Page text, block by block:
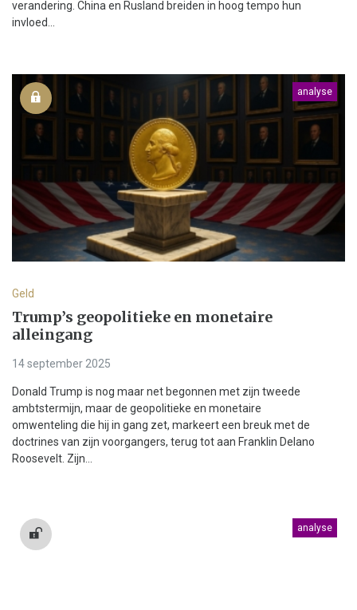
verandering. China en Rusland breiden in hoog tempo hun
invloed...
analyse
Geld
Trump’s geopolitieke en monetaire
alleingang
14 september 2025
Donald Trump is nog maar net begonnen met zijn tweede
ambtstermijn, maar de geopolitieke en monetaire
omwenteling die hij in gang zet, markeert een breuk met de
doctrines van zijn voorgangers, terug tot aan Franklin Delano
Roosevelt. Zijn...
analyse